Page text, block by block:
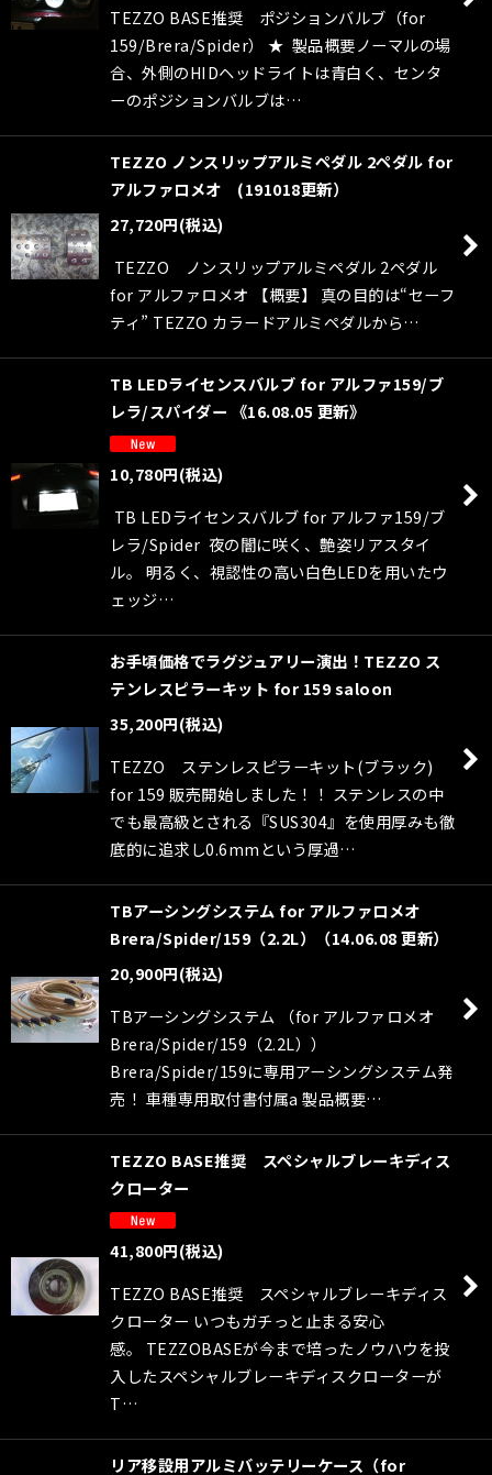
TEZZO BASE推奨 ポジションバルブ（for
159/Brera/Spider） ★ 製品概要ノーマルの場
合、外側のHIDヘッドライトは青白く、センタ
ーのポジションバルブは…
TEZZO ノンスリップアルミペダル 2ペダル for
アルファロメオ (191018更新）
27,720円(税込)
TEZZO ノンスリップアルミペダル 2ペダル
for アルファロメオ 【概要】 真の目的は“セーフ
ティ” TEZZO カラードアルミペダルから…
TB LEDライセンスバルブ for アルファ159/ブ
レラ/スパイダー 《16.08.05 更新》
10,780円(税込)
TB LEDライセンスバルブ for アルファ159/ブ
レラ/Spider 夜の闇に咲く、艶姿リアスタイ
ル。 明るく、視認性の高い白色LEDを用いたウ
ェッジ…
お手頃価格でラグジュアリー演出！TEZZO ス
テンレスピラーキット for 159 saloon
35,200円(税込)
TEZZO ステンレスピラーキット(ブラック)
for 159 販売開始しました！！ ステンレスの中
でも最高級とされる『SUS304』を使用厚みも徹
底的に追求し0.6mmという厚過…
TBアーシングシステム for アルファロメオ
Brera/Spider/159（2.2L）（14.06.08 更新）
20,900円(税込)
TBアーシングシステム （for アルファロメオ
Brera/Spider/159（2.2L））
Brera/Spider/159に専用アーシングシステム発
売！ 車種専用取付書付属a 製品概要…
TEZZO BASE推奨 スペシャルブレーキディス
クローター
41,800円(税込)
TEZZO BASE推奨 スペシャルブレーキディス
クローター いつもガチっと止まる安心
感。 TEZZOBASEが今まで培ったノウハウを投
入したスペシャルブレーキディスクローターが
T…
リア移設用アルミバッテリーケース（for